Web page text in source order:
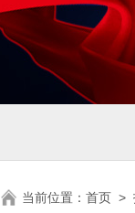
当前位置： 首页 >